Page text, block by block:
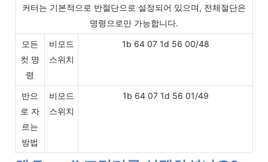
커터는 기본적으로 반절단으로 설정되어 있으며, 전체절단은
명령으로만 가능합니다.
모든
컷 명
령
비모드
스위치
1b 64 07 1d 56 00/48
반으
로 자
르는
방법
비모드
스위치
1b 64 07 1d 56 01/49